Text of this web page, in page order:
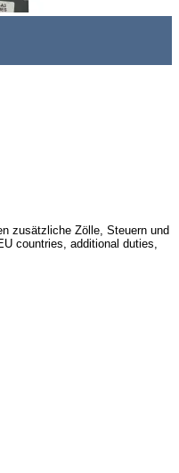
zusätzliche Zölle, Steuern und
countries, additional duties,